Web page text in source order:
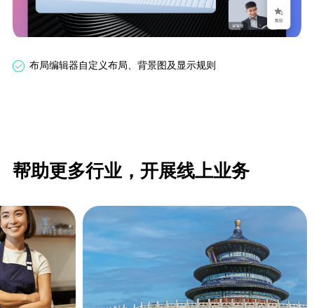
布局编辑器自定义布局、背景图及显示规则
帮助更多行业，开展线上业务